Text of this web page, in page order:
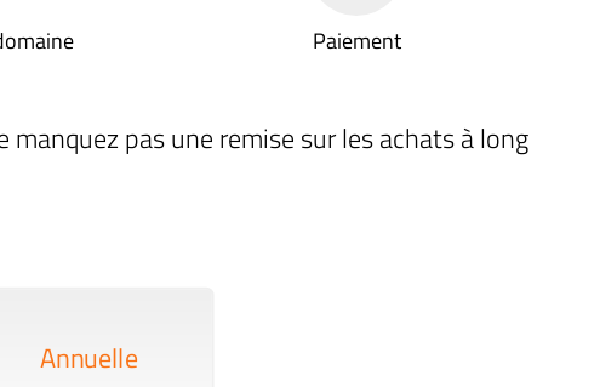
Paiement
pas une remise sur les achats à long
Annuelle